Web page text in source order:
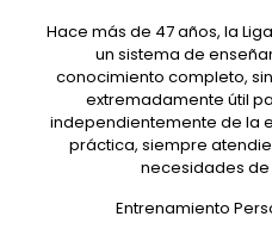
Hace más de 47 años, la
un sistema de
conocimiento completo,
extremadamente útil
independientemente de la
práctica, siempre
necesidades
Entrenamiento